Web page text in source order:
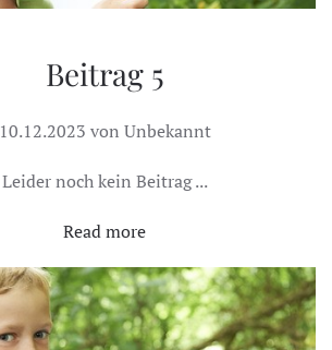
Beitrag 5
10.12.2023 von Unbekannt
Leider noch kein Beitrag ...
Read more